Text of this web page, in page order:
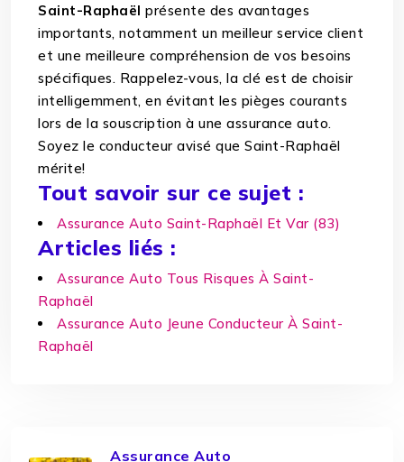
Saint-Raphaël présente des avantages
importants, notamment un meilleur service client
et une meilleure compréhension de vos besoins
spécifiques. Rappelez-vous, la clé est de choisir
intelligemment, en évitant les pièges courants
lors de la souscription à une assurance auto.
Soyez le conducteur avisé que Saint-Raphaël
mérite!
Tout savoir sur ce sujet :
Assurance Auto Saint-Raphaël Et Var (83)
Articles liés :
Assurance Auto Tous Risques À Saint-
Raphaël
Assurance Auto Jeune Conducteur À Saint-
Raphaël
Assurance Auto